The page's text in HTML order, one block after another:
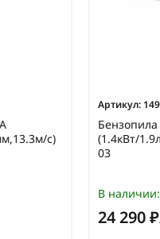
с)
Артикул:
Бензопила
(1.4кВт/
03
В наличии:
24 290